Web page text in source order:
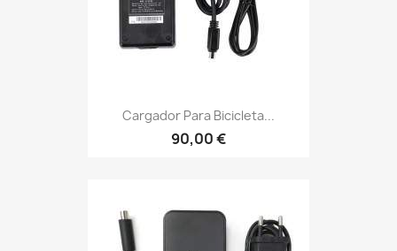
Cargador Para Bicicleta...
90,00 €